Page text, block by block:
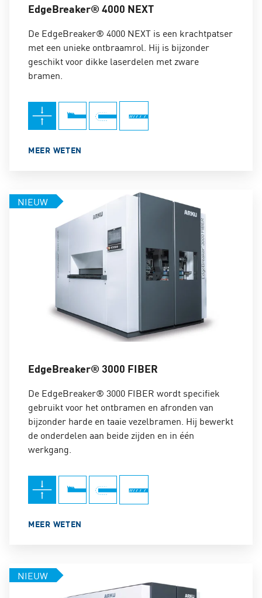
EdgeBreaker® 4000 NEXT
De EdgeBreaker® 4000 NEXT is een krachtpatser
met een unieke ontbraamrol. Hij is bijzonder
geschikt voor dikke laserdelen met zware
bramen.
MEER WETEN
NIEUW
EdgeBreaker® 3000 FIBER
De EdgeBreaker® 3000 FIBER wordt specifiek
gebruikt voor het ontbramen en afronden van
bijzonder harde en taaie vezelbramen. Hij bewerkt
de onderdelen aan beide zijden en in één
werkgang.
MEER WETEN
NIEUW